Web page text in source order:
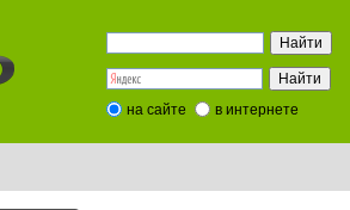
на сайте в интернете